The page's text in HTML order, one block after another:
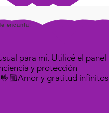
email here to request :
life.com)
encanta!
para mí. Utilicé el panel
y protección
y gratitud infinitos